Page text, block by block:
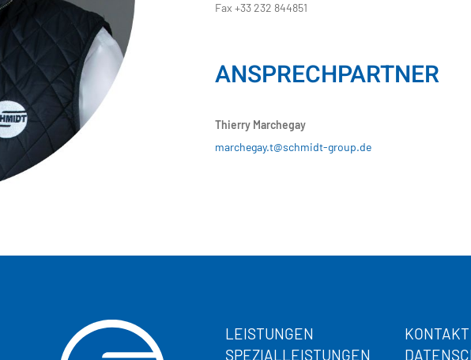
Fax +33 232 844851
ANSPRECHPARTNER
Thierry Marchegay
marchegay.t@schmidt-group.de
LEISTUNGEN
SPEZIALLEISTUNGEN
KONTAKT